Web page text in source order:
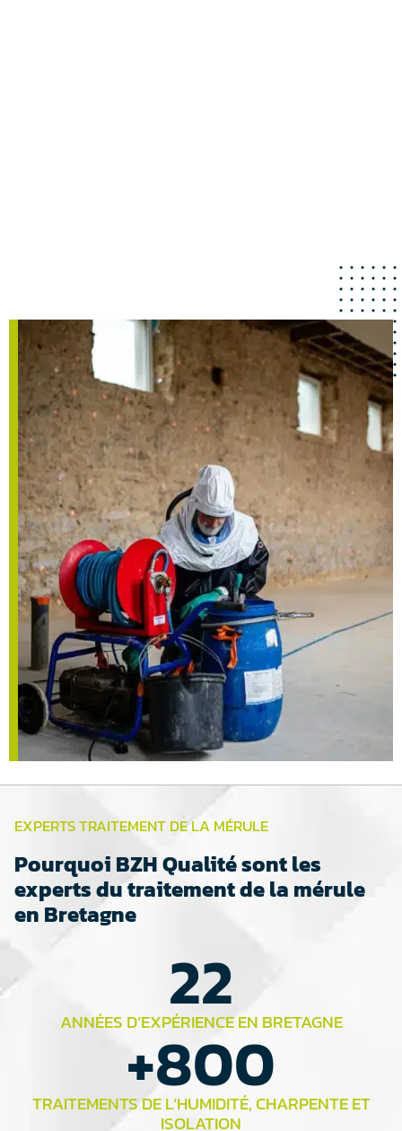
EXPERTS TRAITEMENT DE LA MÉRULE
Pourquoi BZH Qualité sont les
experts du traitement de la mérule
en Bretagne
ANNÉES D’EXPÉRIENCE EN BRETAGNE
22
TRAITEMENTS DE L’HUMIDITÉ, CHARPENTE ET
ISOLATION
+800